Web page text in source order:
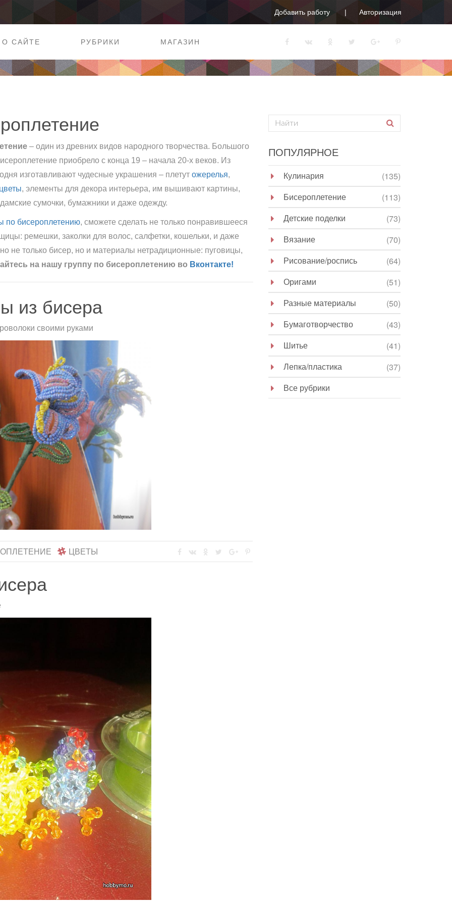
Добавить работу Авторизация
О САЙТЕ РУБРИКИ МАГАЗИН
– один из древних видов народного творчества. Большого
приобрело с конца 19 – начала 20-х веков. Из
изготавливают чудесные украшения – плетут ожерелья,
, элементы для декора интерьера, им вышивают картины,
сумочки, бумажники и даже одежду.
по бисероплетению, сможете сделать не только понравившееся
ремешки, заколки для волос, салфетки, кошельки, и даже
не только бисер, но и материалы нетрадиционные: пуговицы,
на нашу группу по бисероплетению во Вконтакте!
из бисера
своими руками
ЦВЕТЫ
ПОПУЛЯРНОЕ
Кулинария
(135)
Бисероплетение
(113)
Детские поделки
(73)
Вязание
(70)
Рисование/роспись
(64)
Оригами
(51)
Разные материалы
(50)
Бумаготворчество
(43)
Шитье
(41)
Лепка/пластика
(37)
Все рубрики